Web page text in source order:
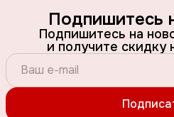
Подпишитесь
Подпишитесь на
и получите скидку